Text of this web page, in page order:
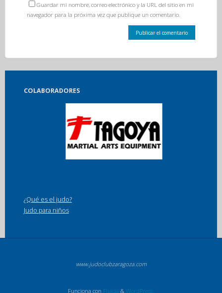
Guardar mi nombre, correo electrónico y la URL del sitio en mi
navegador para la próxima vez que publique un comentario.
COLABORADORES
¿Qué es el judo?
Judo para niños
www.judoclubzaragoza.com
Funciona con Fluida & WordPress.